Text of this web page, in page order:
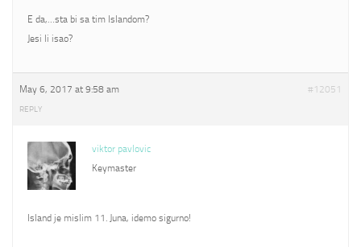
E da,…sta bi sa tim Islandom?
Jesi li isao?
May 6, 2017 at 9:58 am #12051
REPLY
viktor pavlovic
Keymaster
Island je mislim 11. Juna, idemo sigurno!